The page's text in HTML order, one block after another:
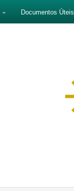
Documentos Úteis